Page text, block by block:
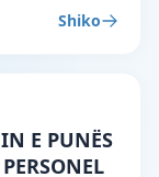
Shiko
· Tiranë
E PUNËS